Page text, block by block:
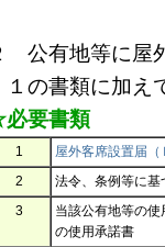
公有地等に屋
の書類に加え
要書類
1
屋外客席設置届（
2
法令、条例等に
3
当該公有地等の
の使用承諾書